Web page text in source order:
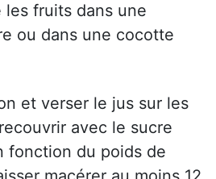
fruits dans une
ou dans une cocotte
et verser le jus sur les
avec le sucre
fonction du poids de